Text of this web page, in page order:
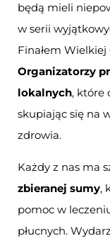
będą mieli
w serii
Finałem
Organizatorzy
lokalnych, które
skupiając się na
zdrowia.
Każdy z nas ma
zbieranej sumy,
pomoc w
płucnych.